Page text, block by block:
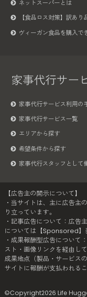
ネットスーパーとは
【食品ロス対策】訳あり
ヴィーガン食品を購入で
家事代行サー
家事代行サービス利用の
家事代行サービス一覧
エリアから探す
希望条件から探す
家事代行スタッフとして
【広告主の開示について】
・当サイトは、主に広告主
り立っています。
・記事広告について：広告
については【Sponsored】
・成果報酬型広告について
スト・画像リンクを経由し
成果地点（製品・サービス
サイトに報酬が支払われる
©Copyright2026Life